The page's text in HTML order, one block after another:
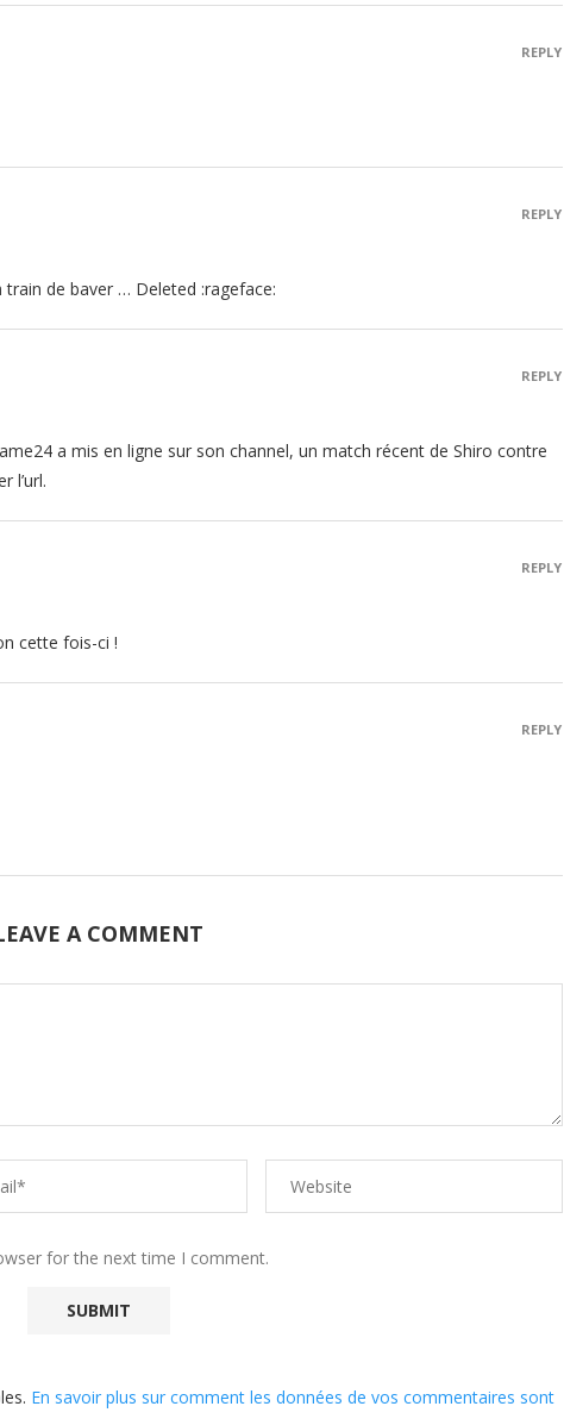
REPLY
de baver … Deleted :rageface:
REPLY
a mis en ligne sur son channel, un match récent de Shiro contre
l’url.
REPLY
cette fois-ci !
REPLY
REPLY
A COMMENT
for the next time I comment.
En savoir plus sur comment les données de vos commentaires sont